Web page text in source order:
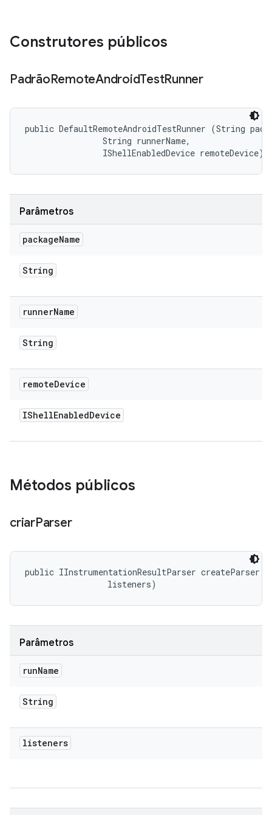
Construtores públicos
PadrãoRemoteAndroidTestRunner
public DefaultRemoteAndroidTestRunner (String
                String runnerName,
                IShellEnabledDevice remoteDevice)
Parâmetros
packageName
String
runnerName
String
remoteDevice
IShellEnabledDevice
Métodos públicos
criarParser
public IInstrumentationResultParser createParser
listeners)
Parâmetros
runName
String
listeners